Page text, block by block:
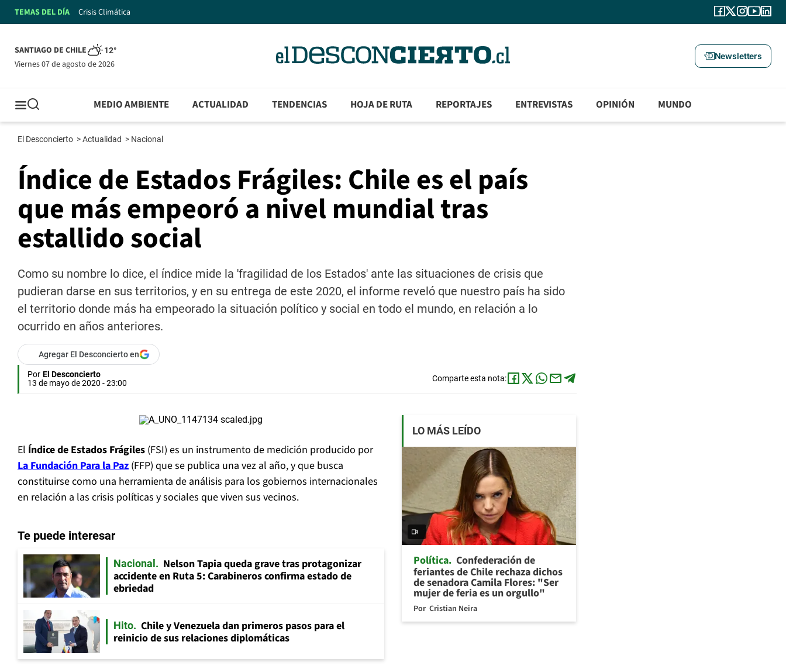
TEMAS DEL DÍA Crisis Climática
SANTIAGO DE CHILE 12°
viernes 07 de agosto de 2026
Newsletters
MEDIO AMBIENTE ACTUALIDAD TENDENCIAS HOJA DE RUTA REPORTAJES ENTREVISTAS OPINIÓN MUNDO
El Desconcierto >Actualidad > Nacional
Índice de Estados Frágiles: Chile es el país
que más empeoró a nivel mundial tras
estallido social
Como su nombre lo dice, el índice mide la 'fragilidad de los Estados' ante las situaciones de crisis que
pudieran darse en sus territorios, y en su entrega de este 2020, el informe reveló que nuestro país ha sido
el territorio donde más ha empeorado la situación político y social en todo el mundo, en relación a lo
ocurrido en años anteriores.
Agregar El Desconcierto en
Por El Desconcierto
13 de mayo de 2020 - 23:00
Comparte esta nota:
El Índice de Estados Frágiles (FSI) es un instrumento de medición producido por
La Fundación Para la Paz (FFP) que se publica una vez al año, y que busca
constituirse como una herramienta de análisis para los gobiernos internacionales
en relación a las crisis políticas y sociales que viven sus vecinos.
Te puede interesar
Nacional
Nelson Tapia queda grave tras protagonizar
accidente en Ruta 5: Carabineros confirma estado de
ebriedad
Hito
Chile y Venezuela dan primeros pasos para el
reinicio de sus relaciones diplomáticas
LO MÁS LEÍDO
Política Confederación de
feriantes de Chile rechaza dichos
de senadora Camila Flores: "Ser
mujer de feria es un orgullo"
Por Cristian Neira